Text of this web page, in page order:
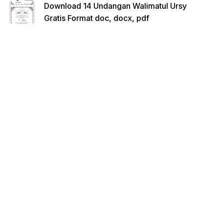
Download 14 Undangan Walimatul Ursy
Gratis Format doc, docx, pdf